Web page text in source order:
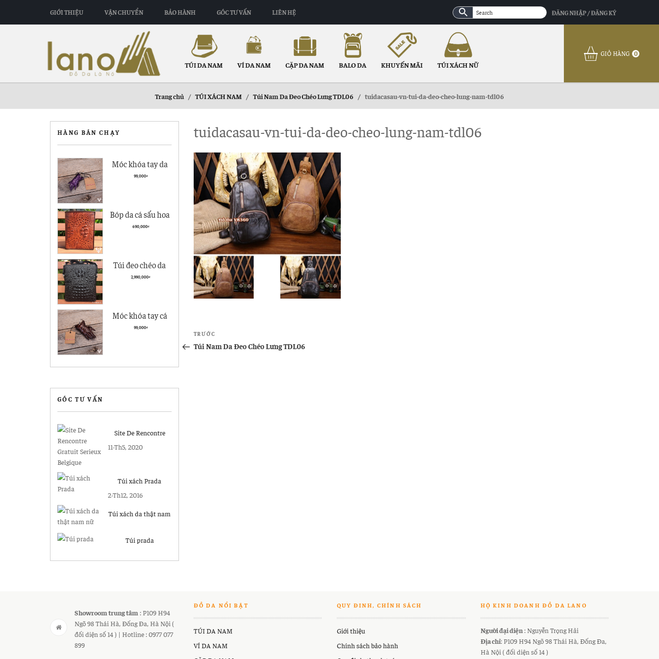
GIỚI THIỆU VẬN CHUYỂN BẢO HÀNH GÓC TƯ VẤN LIÊN HỆ ĐĂNG NHẬP / ĐĂNG KÝ
TÚI DA NAM VÍ DA NAM CẶP DA NAM BALO DA KHUYẾN MÃI TÚI XÁCH NỮ
GIỎ HÀNG 0
Trang chủ / TÚI XÁCH NAM / Túi Nam Da Đeo Chéo Lưng TDL06 / tuidacasau-vn-tui-da-deo-cheo-lung-nam-tdl06
tuidacasau-vn-tui-da-deo-cheo-lung-nam-tdl06
Điều
hướng
Bài
cũ
TRƯỚC
Túi Nam Da Đeo Chéo Lưng TDL06
HÀNG BÁN CHẠY
Móc khóa tay da
cá sấu giá rẻ MK01
99,000₫
Bóp da cá sấu hoa
cà giá rẻ BCS05
690,000₫
Túi đeo chéo da
nam Vân Cá Sấu
2,990,000₫
Móc khóa tay cá
sấu Hà Nội giá rẻ
99,000₫
GÓC TƯ VẤN
Site De Rencontre
Gratuit Serieux
11-Th5, 2020
Túi xách Prada
2-Th12, 2016
Túi xách da thật nam
Túi prada
Showroom trung tâm : P109 H94
Ngõ 98 Thái Hà, Đống Đa, Hà Nội (
đối diện số 14 ) | Hotline : 0977 077
899
ĐỒ DA NỔI BẬT
TÚI DA NAM
VÍ DA NAM
QUY ĐINH, CHÍNH SÁCH
Giới thiệu
Chính sách bảo hành
HỘ KINH DOANH ĐỒ DA LANO
Người đại diện: Nguyễn Trọng Hải
Địa chỉ: P109 H94 Ngõ 98 Thái Hà, Đống Đa,
Hà Nội ( đối diện số 14 )